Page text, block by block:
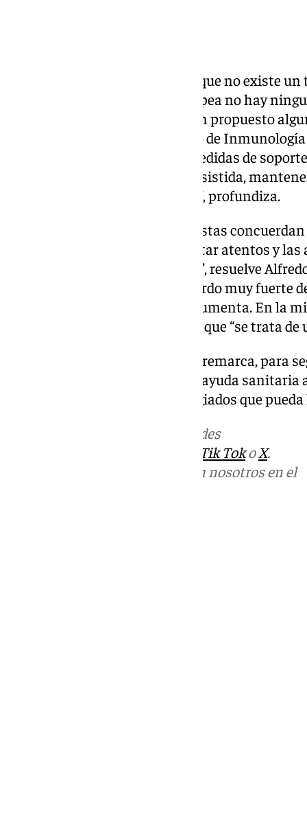
Sea como fuere, la evidencia es que no existe
enfermedad. “En la Unión Europea no hay
específica. En otro países se han propuesto
Infantas. Por ello, el catedrático de
manera de actuar es aplicar “medidas de
dar una adecuada respiración asistida,
hemodinámicamente estable…”, profundiza.
A pesar de ello, ambos especialistas
preocupados”. “Tenemos que estar atentos y
estar alerta, y muy coordinadas”, resuelve
nerviosos, todavía con un recuerdo muy fuerte
exagerando muchas cosas”, argumenta. En la
Pineda de las Infantas sostiene que “se trata
“Es un virus de contagio difícil”, remarca, para
que es necesario “proporcionar ayuda
barco y a los potenciales contagiados que
en las redes
Tik TokoX.
Puedes ponerte en contacto con nosotros en el